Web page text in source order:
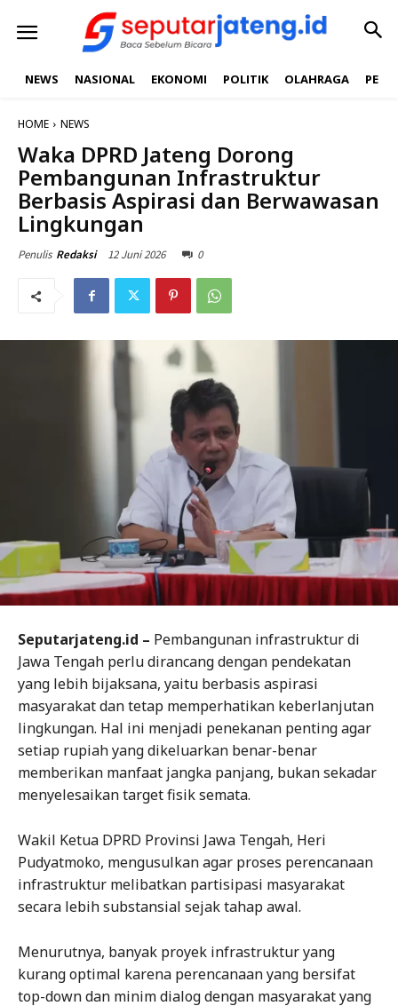
NEWS NASIONAL EKONOMI POLITIK OLAHRAGA
HOME NEWS
Waka DPRD Jateng Dorong
Pembangunan Infrastruktur
Berbasis Aspirasi dan Berwawasan
Lingkungan
Penulis Redaksi 12 Juni 2026 0
Seputarjateng.id – Pembangunan infrastruktur di
Jawa Tengah perlu dirancang dengan pendekatan
yang lebih bijaksana, yaitu berbasis aspirasi
masyarakat dan tetap memperhatikan keberlanjutan
lingkungan. Hal ini menjadi penekanan penting agar
setiap rupiah yang dikeluarkan benar-benar
memberikan manfaat jangka panjang, bukan sekadar
menyelesaikan target fisik semata.
Wakil Ketua DPRD Provinsi Jawa Tengah, Heri
Pudyatmoko, mengusulkan agar proses perencanaan
infrastruktur melibatkan partisipasi masyarakat
secara lebih substansial sejak tahap awal.
Menurutnya, banyak proyek infrastruktur yang
kurang optimal karena perencanaan yang bersifat
top-down dan minim dialog dengan masyarakat yang